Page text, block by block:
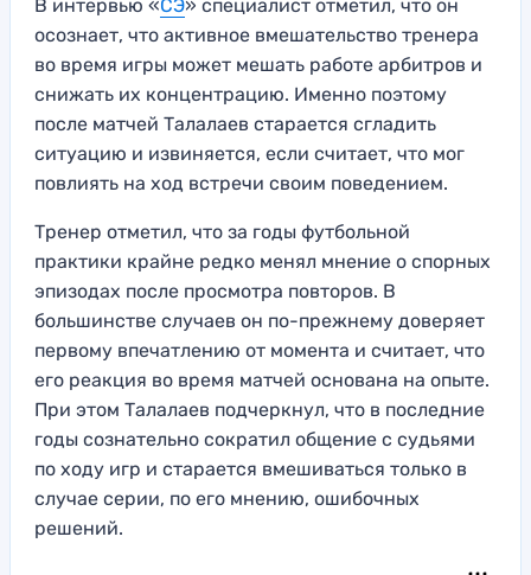
В интервью «СЭ» специалист отметил, что он
осознает, что активное вмешательство тренера
во время игры может мешать работе арбитров и
снижать их концентрацию. Именно поэтому
после матчей Талалаев старается сгладить
ситуацию и извиняется, если считает, что мог
повлиять на ход встречи своим поведением.
Тренер отметил, что за годы футбольной
практики крайне редко менял мнение о спорных
эпизодах после просмотра повторов. В
большинстве случаев он по-прежнему доверяет
первому впечатлению от момента и считает, что
его реакция во время матчей основана на опыте.
При этом Талалаев подчеркнул, что в последние
годы сознательно сократил общение с судьями
по ходу игр и старается вмешиваться только в
случае серии, по его мнению, ошибочных
решений.